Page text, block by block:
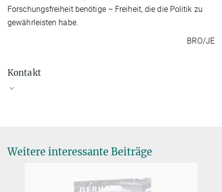
Forschungsfreiheit benötige – Freiheit, die die Politik zu
gewährleisten habe.
BRO/JE
Kontakt
eschert@gv.mpg.de
Generalverwaltung der Max-Planck-Gesellschaft, München
Weitere interessante Beiträge